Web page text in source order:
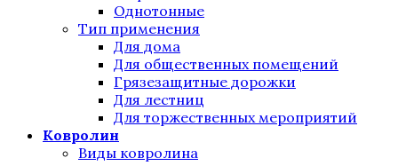
Однотонные
Тип применения
Для дома
Для общественных помещений
Грязезащитные дорожки
Для лестниц
Для торжественных мероприятий
Ковролин
Виды ковролина